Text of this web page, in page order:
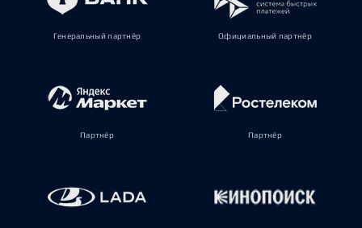
Генеральный партнёр Официальный партнёр
Партнёр Партнёр